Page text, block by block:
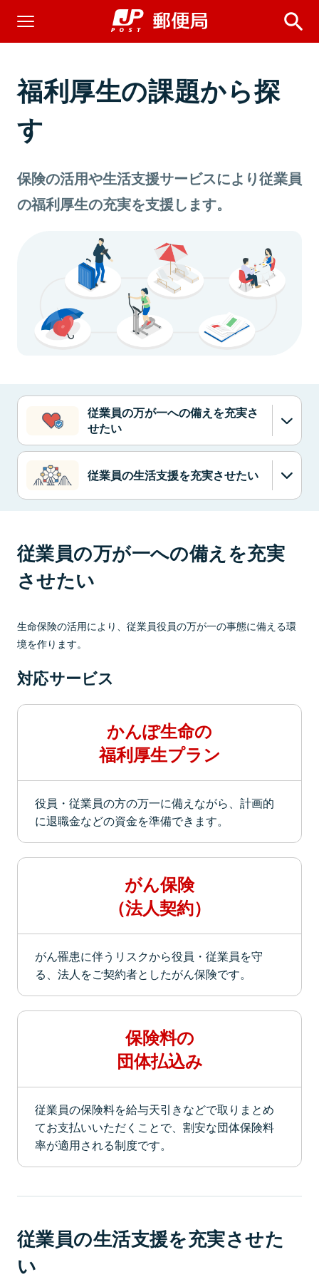
福利厚生の課題から探
す
保険の活用や生活支援サービスにより従業員
の福利厚生の充実を支援します。
従業員の万が一への備えを充実さ
せたい
従業員の生活支援を充実させたい
従業員の万が一への備えを充実
させたい
生命保険の活用により、従業員役員の万が一の事態に備える環
境を作ります。
対応サービス
かんぽ生命の
福利厚生プラン
役員・従業員の方の万一に備えながら、計画的
に退職金などの資金を準備できます。
がん保険
（法人契約）
がん罹患に伴うリスクから役員・従業員を守
る、法人をご契約者としたがん保険です。
保険料の
団体払込み
従業員の保険料を給与天引きなどで取りまとめ
てお支払いいただくことで、割安な団体保険料
率が適用される制度です。
従業員の生活支援を充実させた
い